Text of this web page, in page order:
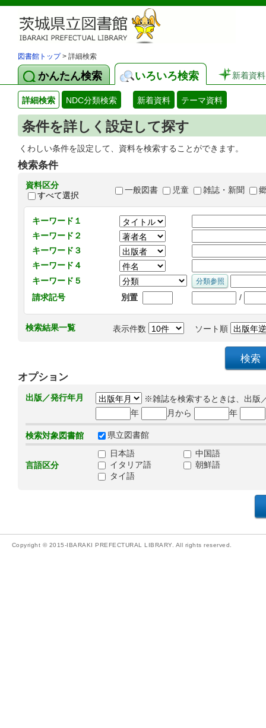
図書館トップ> 詳細検索
かんたん検索 いろいろ検索 新着資料
詳細検索 NDC分類検索 新着資料 テーマ資料
条件を詳しく設定して探す
くわしい条件を設定して、資料を検索することができます。
検索条件
資料区分
すべて選択
一般図書 児童 雑誌・新聞
キーワード１
キーワード２
キーワード３
キーワード４
キーワード５
請求記号
別置 /
検索結果一覧 表示件数 ソート順
オプション
出版／発行年月
※雑誌を検索するときは、出版
年
月から 年
検索対象図書館 県立図書館
言語区分
日本語
中国語
イタリア語
朝鮮語
タイ語
Copyright © 2015-IBARAKI PREFECTURAL LIBRARY. All rights reserved.